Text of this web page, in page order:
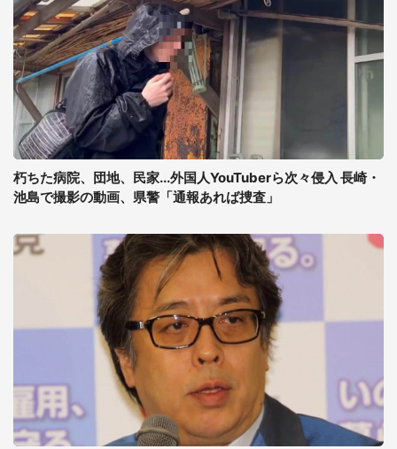
朽ちた病院、団地、民家...外国人YouTuberら次々侵入 長崎・
池島で撮影の動画、県警「通報あれば捜査」